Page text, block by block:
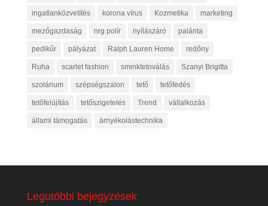
ingatlanközvetítés korona vírus Kozmetika marketing
mezőgazdaság nrg polír nyílászáró palánta
pedikűr pályázat Ralph Lauren Home redőny
Ruha scarlet fashion sminktetoválás Szanyi Brigitta
szolárium szépségszalon tető tetőfedés
tetőfelújítás tetőszigetelés Trend vállalkozás
állami támogatás árnyékolástechnika
Legutóbbi bejegyzések